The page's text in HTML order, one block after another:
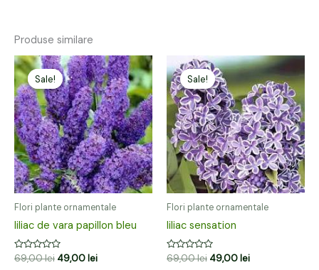
Produse similare
Sale!
Sale!
Flori plante ornamentale
liliac de vara papillon bleu
Evaluat
69,00lei
Prețul
inițial
a
fost:
69,00 lei.
49,00 lei
Prețul
curent
este:
49,00 lei.
Sale!
Sale!
Flori plante ornamentale
liliac sensation
Evaluat
69,00lei
Prețul
inițial
a
fost:
69,00 lei.
49,00 lei
Prețul
curent
este:
49,00 lei.